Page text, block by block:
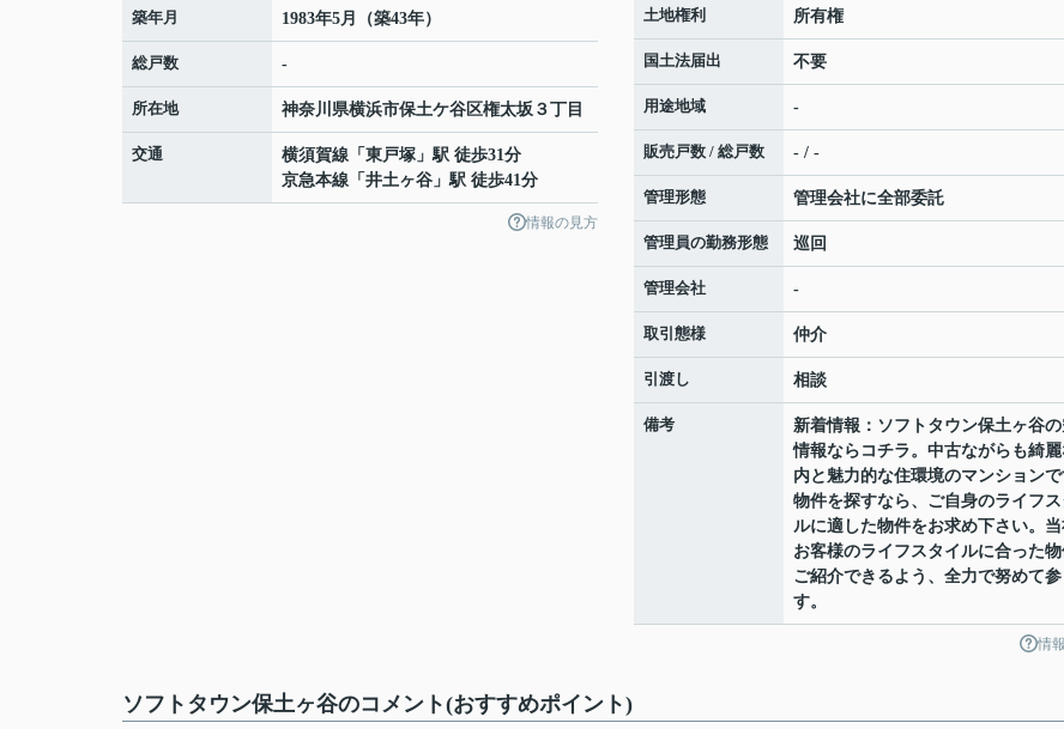
築年月 1983年5月（築43年）
総戸数 -
所在地 神奈川県横浜市保土ケ谷区権太坂 ３丁目
交通 横須賀線 「 東戸塚 」駅 徒歩31分
京急本線 「 井土ヶ谷 」駅 徒歩41分
情報の見方
土地権利 所有権
国土法届出 不要
用途地域 -
販売戸数 / 総戸数 - / -
管理形態 管理会社に全部委託
管理員の勤務形態 巡回
管理会社 -
取引態様 仲介
引渡し 相談
備考
新着情報：ソフトタウン保土ヶ谷
情報ならコチラ。中古ながらも綺
内と魅力的な住環境のマンションで
物件を探すなら、ご自身のライフス
ルに適した物件をお求め下さい。
お客様のライフスタイルに合った
ご紹介できるよう、全力で努めて参
す。
情
ソフトタウン保土ヶ谷のコメント(おすすめポイント)